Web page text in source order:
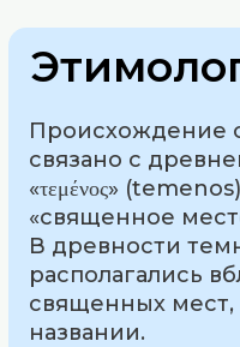
Происхождение
связано с
«τεμένος»
«священное
В древности
располагались
священных мест,
названии.